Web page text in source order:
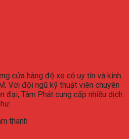
cửa hàng độ xe có uy tín và kinh
Với đội ngũ kỹ thuật viên chuyên
đại, Tâm Phát cung cấp nhiều dịch
thanh